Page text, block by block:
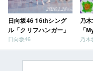
日向坂46 16thシング
ル「クリフハンガー」
日向坂46
乃
「
乃木